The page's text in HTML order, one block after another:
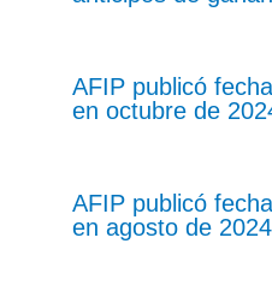
AFIP publicó
en octubre de
AFIP publicó
en agosto de 2024